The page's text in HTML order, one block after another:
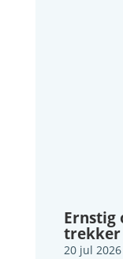
Ernstig
trekker
20 jul 2026